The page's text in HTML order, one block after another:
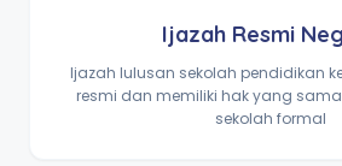
Ijazah Resmi
Ijazah lulusan sekolah pendidikan
resmi dan memiliki hak yang
sekolah formal